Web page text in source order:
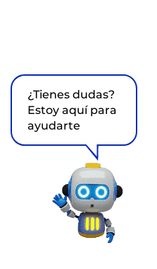
¿Tienes dudas?
Estoy aquí para
ayudarte